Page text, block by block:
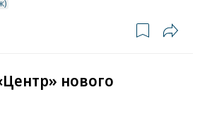
нового